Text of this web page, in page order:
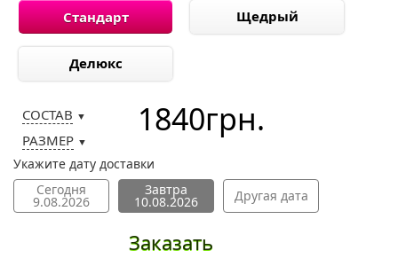
Стандарт Щедрый
Делюкс
СОСТАВ ▼
РАЗМЕР ▼
1840грн.
Укажите дату доставки
Сегодня
9.08.2026
Завтра
10.08.2026 Другая дата
Заказать